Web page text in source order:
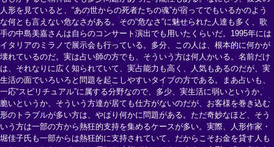
人形を見ていると、“あの世からの死者たちの魂”が宿ってでもいるかのよう
な何とも言えない危なさがある。その“危なさ”に魅せられた人達も多く、歌
手の中島美嘉さんは自らのコンサート演出でも用いたくらいだ。1995年には
イタリアのミラノで展示会も行っている。多分、この人は、根本的に何かが
壊れているのだ。実は占い師の方でも、そういう方は何人かいる。名前だけ
は、それなりに広く知られていて、実占能力も高く、人気もあるのだが、実
生活の面でいろいろと問題を起こしやすいタイプの方である。まあ占いも、
一応“スピリチュアル”に属する分野なので、多少、実生活に弱いというか、
脆いというか、そういう方達が居ても仕方がないのだが、お客様を巻き込む
形のトラブルが多い方は、やはり何かに問題がある。ただ奇妙なほど、そう
いう方は一部の方から熱狂的支持を集めるケースが多い。実際、人形作家・
堀佳子氏も一部からは熱狂的に支持されていて、だからこそお金を貸す人も